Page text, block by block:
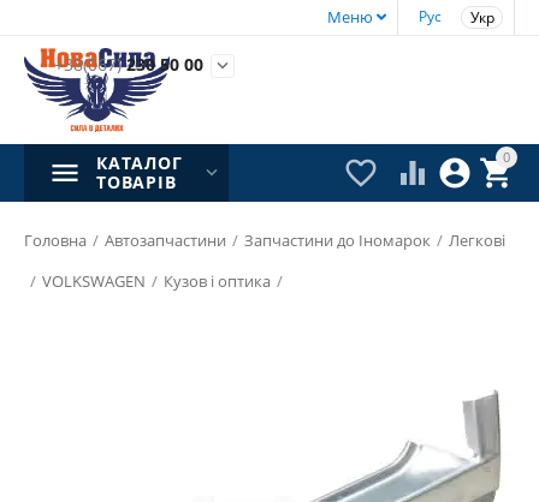
Рус Укр
Меню
+38(067)230 50 00 
0


 
КАТАЛОГ
ТОВАРІВ
Головна / Автозапчастини / Запчастини до Іномарок / Легкові
/ VOLKSWAGEN / Кузов і оптика /